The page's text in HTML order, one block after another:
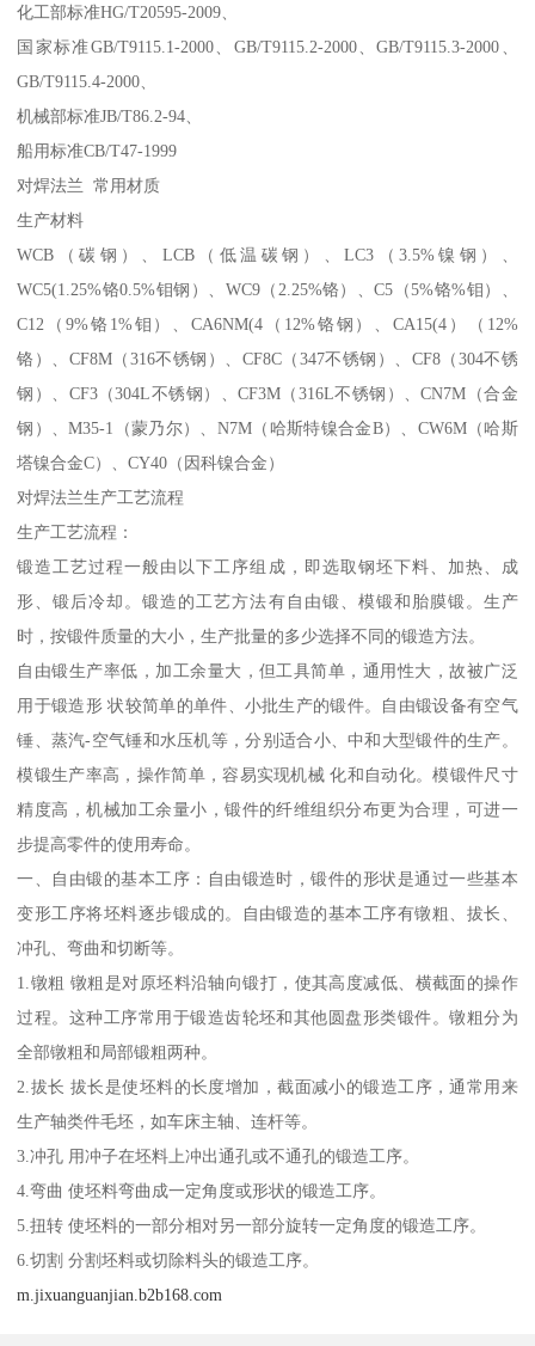
化工部标准HG/T20595-2009、
国家标准GB/T9115.1-2000、GB/T9115.2-2000、GB/T9115.3-2000、
GB/T9115.4-2000、
机械部标准JB/T86.2-94、
船用标准CB/T47-1999
对焊法兰 常用材质
生产材料
WCB（碳钢）、LCB（低温碳钢）、LC3（3.5%镍钢）、
WC5(1.25%铬0.5%钼钢）、WC9（2.25%铬）、C5（5%铬%钼）、
C12（9%铬1%钼）、CA6NM(4（12%铬钢）、CA15(4）（12%
铬）、CF8M（316不锈钢）、CF8C（347不锈钢）、CF8（304不锈
钢）、CF3（304L不锈钢）、CF3M（316L不锈钢）、CN7M（合金
钢）、M35-1（蒙乃尔）、N7M（哈斯特镍合金B）、CW6M（哈斯
塔镍合金C）、CY40（因科镍合金）
对焊法兰生产工艺流程
生产工艺流程：
锻造工艺过程一般由以下工序组成，即选取钢坯下料、加热、成
形、锻后冷却。锻造的工艺方法有自由锻、模锻和胎膜锻。生产
时，按锻件质量的大小，生产批量的多少选择不同的锻造方法。
自由锻生产率低，加工余量大，但工具简单，通用性大，故被广泛
用于锻造形 状较简单的单件、小批生产的锻件。自由锻设备有空气
锤、蒸汽-空气锤和水压机等，分别适合小、中和大型锻件的生产。
模锻生产率高，操作简单，容易实现机械 化和自动化。模锻件尺寸
精度高，机械加工余量小，锻件的纤维组织分布更为合理，可进一
步提高零件的使用寿命。
一、自由锻的基本工序：自由锻造时，锻件的形状是通过一些基本
变形工序将坯料逐步锻成的。自由锻造的基本工序有镦粗、拔长、
冲孔、弯曲和切断等。
1.镦粗 镦粗是对原坯料沿轴向锻打，使其高度减低、横截面的操作
过程。这种工序常用于锻造齿轮坯和其他圆盘形类锻件。镦粗分为
全部镦粗和局部锻粗两种。
2.拔长 拔长是使坯料的长度增加，截面减小的锻造工序，通常用来
生产轴类件毛坯，如车床主轴、连杆等。
3.冲孔 用冲子在坯料上冲出通孔或不通孔的锻造工序。
4.弯曲 使坯料弯曲成一定角度或形状的锻造工序。
5.扭转 使坯料的一部分相对另一部分旋转一定角度的锻造工序。
6.切割 分割坯料或切除料头的锻造工序。
m.jixuanguanjian.b2b168.com